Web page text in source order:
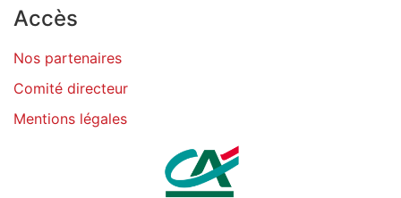
Accès
Nos partenaires
Comité directeur
Mentions légales